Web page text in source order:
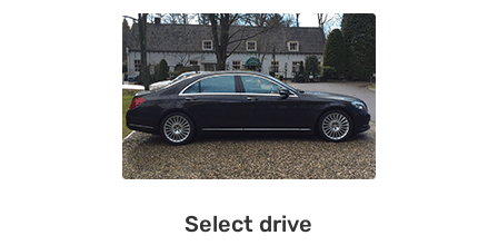
Select drive